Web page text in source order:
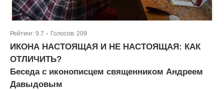
Рейтинг: 9.7 Голосов: 209
ИКОНА НАСТОЯЩАЯ И НЕ НАСТОЯЩАЯ: КАК
ОТЛИЧИТЬ?
Беседа с иконописцем священником Андреем
Давыдовым